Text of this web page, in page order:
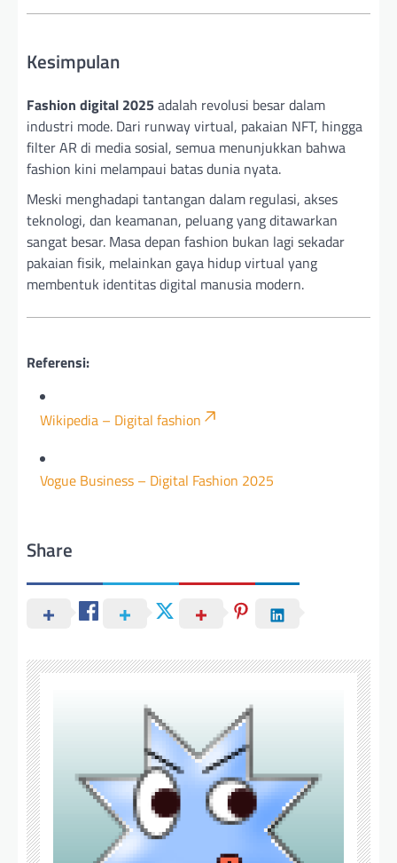
Kesimpulan
Fashion digital 2025 adalah revolusi besar dalam
industri mode. Dari runway virtual, pakaian NFT, hingga
filter AR di media sosial, semua menunjukkan bahwa
fashion kini melampaui batas dunia nyata.
Meski menghadapi tantangan dalam regulasi, akses
teknologi, dan keamanan, peluang yang ditawarkan
sangat besar. Masa depan fashion bukan lagi sekadar
pakaian fisik, melainkan gaya hidup virtual yang
membentuk identitas digital manusia modern.
Referensi:
Wikipedia – Digital fashion
Vogue Business – Digital Fashion 2025
Share